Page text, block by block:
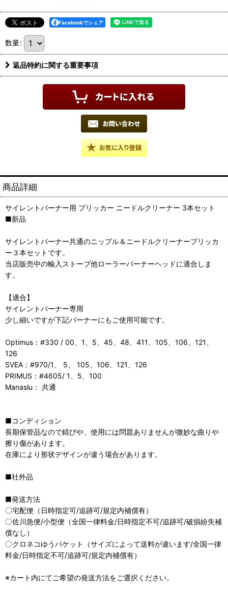
Facebookでシェア
数量:
返品特約に関する重要事項
商品詳細
サイレントバーナー用 プリッカー ニードルクリーナー 3本セット
■新品
サイレントバーナー共通のニップル＆ニードルクリーナープリッカ
ー３本セットです。
当店販売中の輸入ストーブ他ローラーバーナーヘッドに適合しま
す。
【適合】
サイレントバーナー専用
少し細いですが下記バーナーにもご使用可能です。
Optimus：#330 / 00、1、5、45、48、411、105、106、121、
126
SVEA：#970/1、 5、 105、106、121、126
PRIMUS：#4605/ 1、5、100
Manaslu： 共通
■コンディション
長期保管品なので錆びや、使用には問題ありませんが微妙な曲りや
擦り傷があります。
在庫により形状デザインが違う場合があります。
■社外品
■発送方法
〇宅配便（日時指定可/追跡可/規定内補償有）
〇佐川急便/小型便（全国一律料金/日時指定不可/追跡可/破損紛失補
償なし）
〇クロネコゆうパケット（サイズによって送料が違います/全国一律
料金/日時指定不可/追跡可/規定内補償有）
※カート内にてご希望の発送方法をご選択ください。